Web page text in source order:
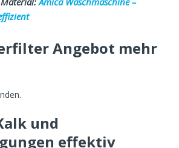
Angebot mehr
und
effektiv